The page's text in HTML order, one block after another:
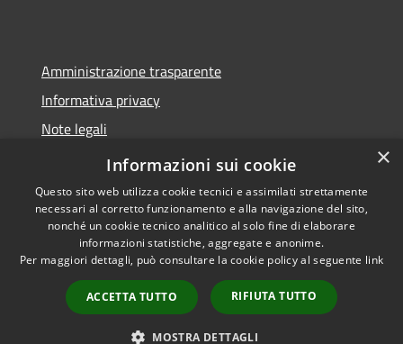
Amministrazione trasparente
Informativa privacy
Note legali
Dichiarazione di accessibilità
Accessibilità
Copyright © 2026 • Comune di
Molinella • Powered by
Municipium•
Accesso
redazione
×
Informazioni sui cookie
Questo sito web utilizza cookie tecnici e assimilati strettamente
necessari al corretto funzionamento e alla navigazione del sito,
nonché un cookie tecnico analitico al solo fine di elaborare
informazioni statistiche, aggregate e anonime.
Per maggiori dettagli, può consultare la cookie policy al seguente link
ACCETTA TUTTO RIFIUTA TUTTO
MOSTRA DETTAGLI